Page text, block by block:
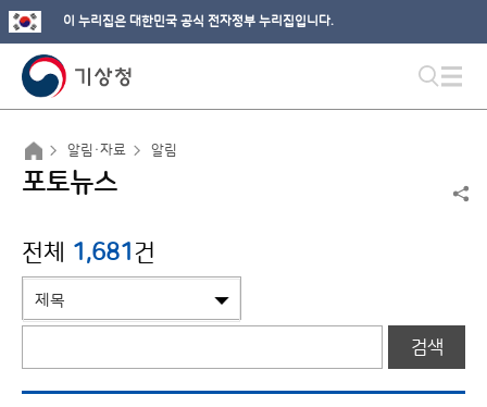
이 누리집은 대한민국 공식 전자정부 누리집입니다.
알림·자료 알림
포토뉴스
전체 1,681건
검색